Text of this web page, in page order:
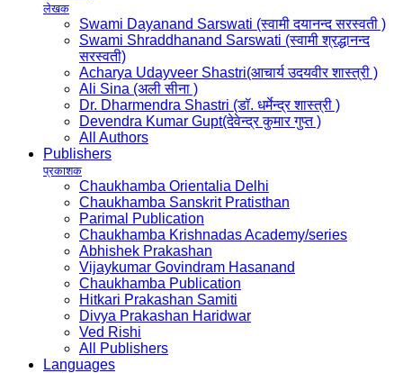
लेखक
Swami Dayanand Sarswati (स्वामी दयानन्द सरस्वती )
Swami Shraddhanand Sarswati (स्वामी श्रद्धानन्द
सरस्वती)
Acharya Udayveer Shastri(आचार्य उदयवीर शास्त्री )
Ali Sina (अली सीना )
Dr. Dharmendra Shastri (डॉ. धर्मेन्द्र शास्त्री )
Devendra Kumar Gupt(देवेन्द्र कुमार गुप्त )
All Authors
Publishers
प्रकाशक
Chaukhamba Orientalia Delhi
Chaukhamba Sanskrit Pratisthan
Parimal Publication
Chaukhamba Krishnadas Academy/series
Abhishek Prakashan
Vijaykumar Govindram Hasanand
Chaukhamba Publication
Hitkari Prakashan Samiti
Divya Prakashan Haridwar
Ved Rishi
All Publishers
Languages